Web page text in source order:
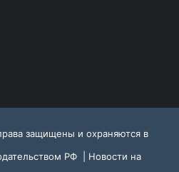
защищены и охраняются в
РФ | Новости на